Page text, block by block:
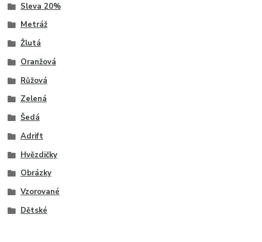
Sleva 20%
Metráž
Žlutá
Oranžová
Růžová
Zelená
Šedá
Adrift
Hvězdičky
Obrázky
Vzorované
Dětské